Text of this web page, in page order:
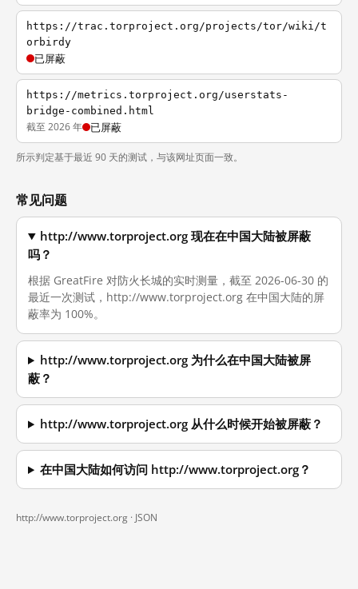
https://trac.torproject.org/projects/tor/wiki/t
orbirdy
已屏蔽
https://metrics.torproject.org/userstats-
bridge-combined.html
截至 2026 年 已屏蔽
所示判定基于最近 90 天的测试，与该网址页面一致。
常见问题
http://www.torproject.org 现在在中国大陆被屏蔽
吗？
根据 GreatFire 对防火长城的实时测量，截至 2026-06-30 的
最近一次测试，http://www.torproject.org 在中国大陆的屏
蔽率为 100%。
http://www.torproject.org 为什么在中国大陆被屏
蔽？
http://www.torproject.org 从什么时候开始被屏蔽？
在中国大陆如何访问 http://www.torproject.org？
http://www.torproject.org · JSON